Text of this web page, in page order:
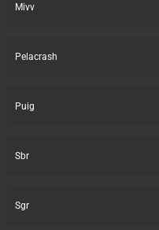
Mivv
Pelacrash
Puig
Sbr
Sgr